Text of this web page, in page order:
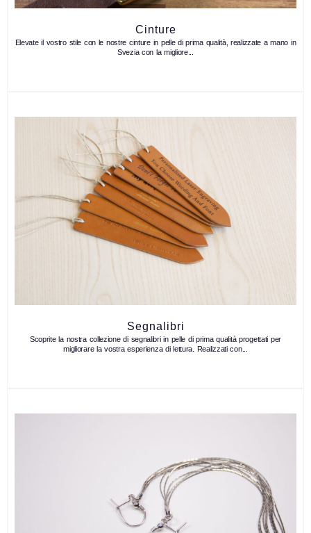
Cinture
Elevate il vostro stile con le nostre cinture in pelle di prima qualità, realizzate a mano in
Svezia con la migliore...
Segnalibri
Scoprite la nostra collezione di segnalibri in pelle di prima qualità progettati per
migliorare la vostra esperienza di lettura. Realizzati con...